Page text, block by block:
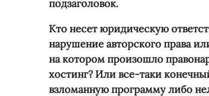
подзаголовок.
Кто несет юридическую
нарушение авторского права
на котором произошло
хостинг? Или все-таки
взломанную программу либо